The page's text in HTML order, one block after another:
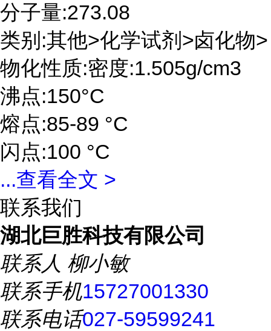
分子量:273.08
类别:其他>化学试剂>卤化物>
物化性质:密度:1.505g/cm3
沸点:150°C
熔点:85-89 °C
闪点:100 °C
...查看全文 >
联系我们
湖北巨胜科技有限公司
联系人 柳小敏
联系手机15727001330
联系电话027-59599241